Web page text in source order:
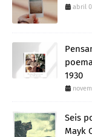
abril
1930
Seis
Mayk